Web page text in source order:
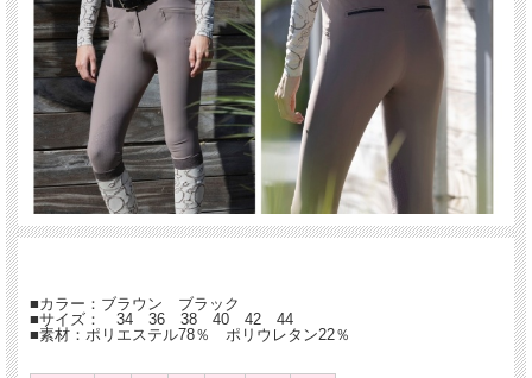
■カラー：ブラウン ブラック
■サイズ： 34 36 38 40 42 44
■素材：ポリエステル78％ ポリウレタン22％